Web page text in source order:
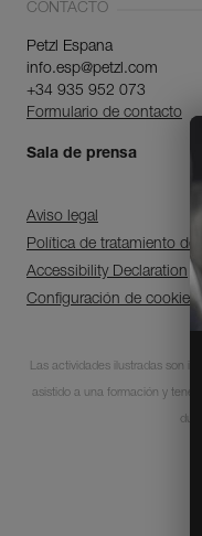
CONTACTO
Petzl Espana
info.esp@petzl.com
+34 935 952 073
Formulario de contacto
Sala de prensa
Aviso legal
Política de tratamiento
Accessibility Declaration
Configuración de cookies
Las actividades ilustradas son
asistido a una formación y tener